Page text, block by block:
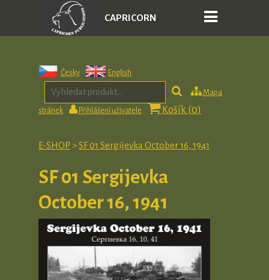
CAPRICORN
Česky English
Mapa
stránek Přihlášení uživatele Košík (0)
E-SHOP >SF 01 Sergijevka October 16, 1941
SF 01 Sergijevka
October 16, 1941